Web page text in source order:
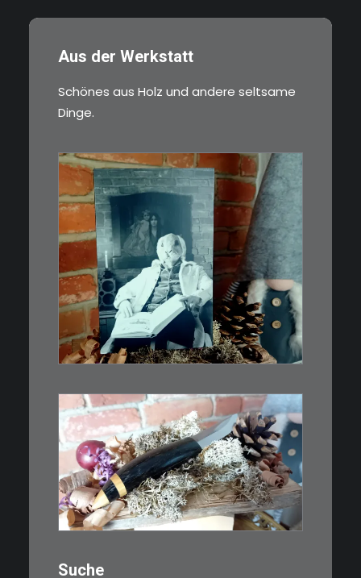
Aus der Werkstatt
Schönes aus Holz und andere seltsame
Dinge.
3,00
Limitierte Auflage. Original:
Abzug von 35mm…
€39,00
Kleines Schmuckmesser, ideal
als…
Suche